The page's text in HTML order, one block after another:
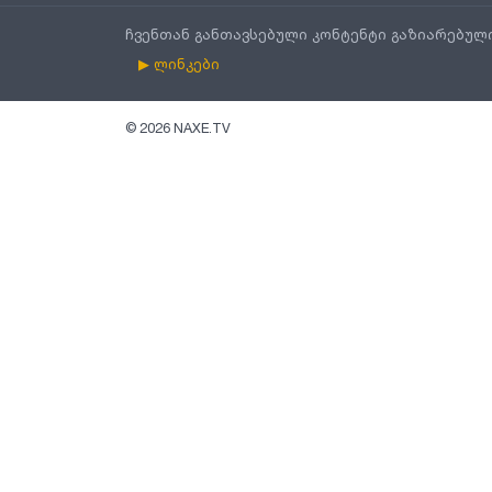
ჩვენთან განთავსებული კონტენტი
▶ ლინკები
© 2026 NAXE.TV